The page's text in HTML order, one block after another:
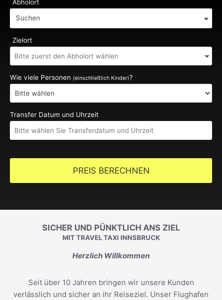
Abholort
Suchen
Zielort
Wie viele Personen (einschließlich Kinder)?
Transfer Datum und Uhrzeit
PREIS BERECHNEN
SICHER UND PÜNKTLICH ANS ZIEL
MIT TRAVEL TAXI INNSBRUCK
Herzlich Willkommen
Seit über 10 Jahren bringen wir unsere Kunden
verlässlich und sicher an ihr Reiseziel. Unser Flughafen